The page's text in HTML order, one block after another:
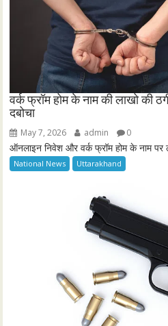
वर्क फ्रॉम होम के नाम की लाखो की
दबोचा
May 7, 2026 admin 0
ऑनलाइन निवेश और वर्क फ्रॉम होम के नाम पर
National News Uttarakhand